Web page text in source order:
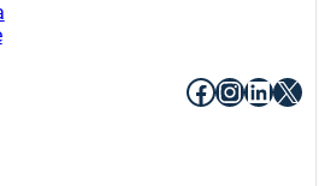
Facebook
X